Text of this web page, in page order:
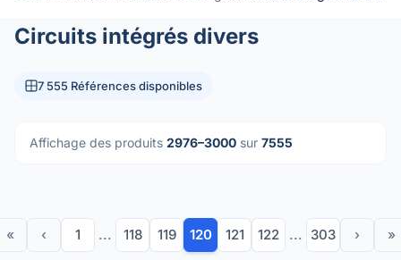
Circuits intégrés divers
7 555 Références disponibles
Affichage des produits 2976–3000 sur 7555
« ‹ 1 ... 118 119 120 121 122 ... 303 › »